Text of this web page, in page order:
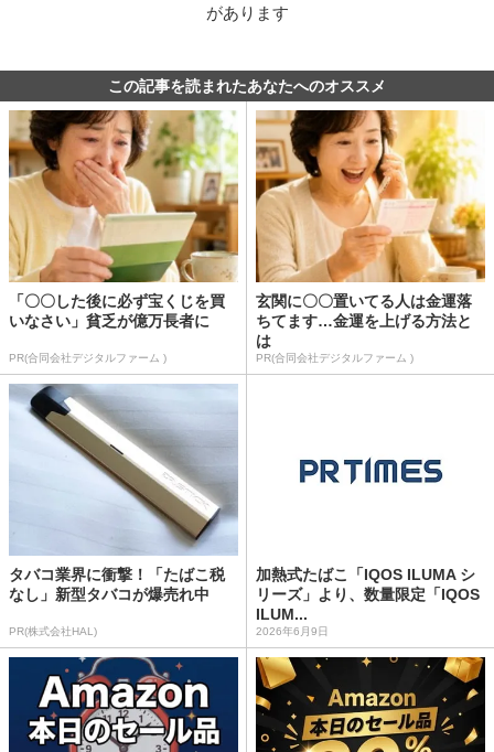
があります
この記事を読まれたあなたへのオススメ
「〇〇した後に必ず宝くじを買
いなさい」貧乏が億万長者に
PR(合同会社デジタルファーム )
玄関に〇〇置いてる人は金運落
ちてます…金運を上げる方法と
は
PR(合同会社デジタルファーム )
タバコ業界に衝撃！「たばこ税
なし」新型タバコが爆売れ中
PR(株式会社HAL)
加熱式たばこ「IQOS ILUMA シ
リーズ」より、数量限定「IQOS
ILUM...
2026年6月9日